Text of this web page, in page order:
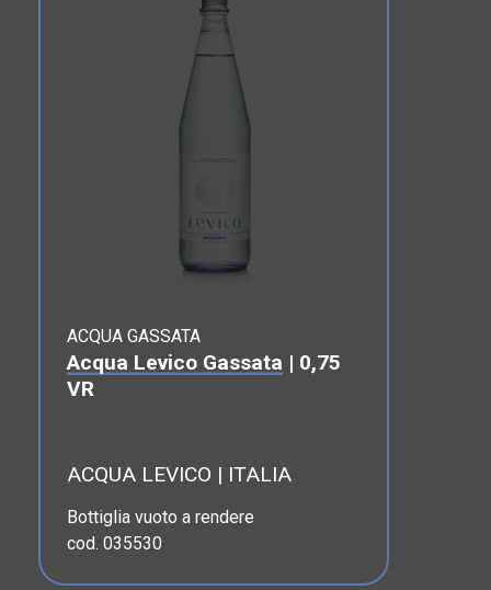
ACQUA GASSATA
Acqua Levico Gassata | 0,75
VR
ACQUA LEVICO | ITALIA
Bottiglia vuoto a rendere
cod. 035530